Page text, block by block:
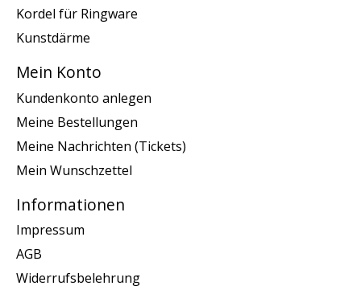
Kordel für Ringware
Kunstdärme
Mein Konto
Kundenkonto anlegen
Meine Bestellungen
Meine Nachrichten (Tickets)
Mein Wunschzettel
Informationen
Impressum
AGB
Widerrufsbelehrung